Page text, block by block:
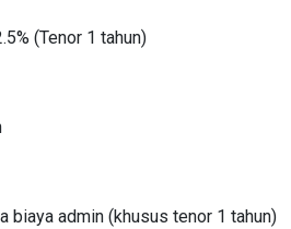
(Tenor 1 tahun)
biaya admin (khusus tenor 1 tahun)